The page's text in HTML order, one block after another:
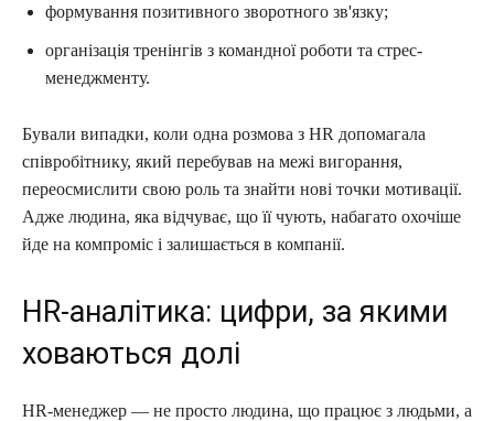
формування позитивного зворотного зв'язку;
організація тренінгів з командної роботи та стрес-
менеджменту.
Бували випадки, коли одна розмова з HR допомагала
співробітнику, який перебував на межі вигорання,
переосмислити свою роль та знайти нові точки мотивації.
Адже людина, яка відчуває, що її чують, набагато охочіше
йде на компроміс і залишається в компанії.
HR-аналітика: цифри, за якими
ховаються долі
HR-менеджер — не просто людина, що працює з людьми, а